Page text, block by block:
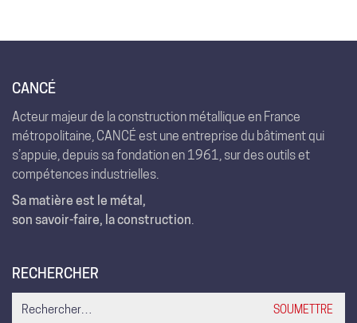
CANCÉ
Acteur majeur de la construction métallique en France
métropolitaine, CANCÉ est une entreprise du bâtiment qui
s’appuie, depuis sa fondation en 1961, sur des outils et
compétences industrielles.
Sa matière est le métal,
son savoir-faire, la construction.
RECHERCHER
for: